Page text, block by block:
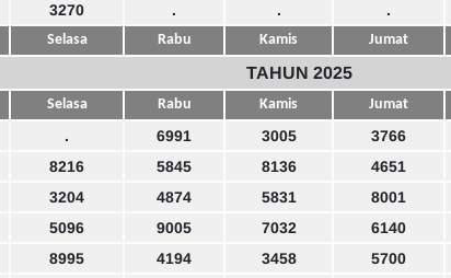
3270 . . .
Selasa Rabu Kamis Jumat
TAHUN 2025
Selasa Rabu Kamis Jumat
. 6991 3005 3766
8216 5845 8136 4651
3204 4874 5831 8001
5096 9005 7032 6140
8995 4194 3458 5700